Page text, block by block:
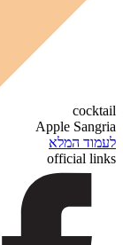
cocktail
Apple Sangria
לעמוד המלא
official links